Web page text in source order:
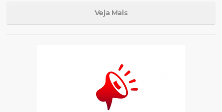
Veja Mais